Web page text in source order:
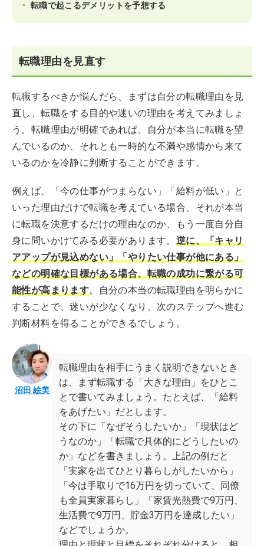
転職で起こるデメリットを予想する
転職理由を見直す
転職するべきか悩んだら、まずは自分の転職理由を見
直し、転職をする目的や迷いの理由を考えてみましょ
う。転職理由が明確であれば、自分が本当に転職を望
んでいるのか、それとも一時的な不満や感情から来て
いるのかを冷静に判断することができます。
例えば、「今の仕事がつまらない」「給料が低い」と
いった理由だけで転職を考えている場合、それが本当
に転職を決意するだけの理由なのか、もう一度自分自
身に問いかけてみる必要があります。 逆に、「キャリ
アアップが見込めない」「やりたい仕事が他にある」
などの明確な目標がある場合、転職の成功に繋がる可
能性が高まります。自分の本当の転職理由を明らかに
することで、迷いが少なくなり、次のステップへ進む
判断材料を得ることができるでしょう。
沼田 絵美
転職理由を相手にうまく説明できないとき
は、まず転職する「大きな理由」をひとこ
とで書いてみましょう。たとえば、「給料
をあげたい」だとします。
その下に「なぜそうしたいか」「現状はど
うなのか」「転職で具体的にどうしたいの
か」などを書きましょう。上記の例だと
「実家を出てひとり暮らしがしたいから」
「今は手取りで16万円を切っていて、同僚
も全員実家暮らし」「家賃光熱費で9万円、
生活費で9万円、貯金3万円を達成したい」
などでしょうか。